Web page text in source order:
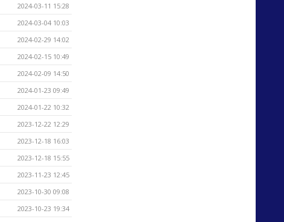
2024-03-11 15:28
2024-03-04 10:03
2024-02-29 14:02
2024-02-15 10:49
2024-02-09 14:50
2024-01-23 09:49
2024-01-22 10:32
2023-12-22 12:29
2023-12-18 16:03
2023-12-18 15:55
2023-11-23 12:45
2023-10-30 09:08
2023-10-23 19:34